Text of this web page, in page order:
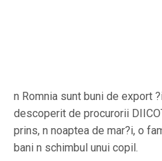
n Romnia sunt buni de export
descoperit de procurorii
prins, n noaptea de mar?i, o
bani n schimbul unui copil.